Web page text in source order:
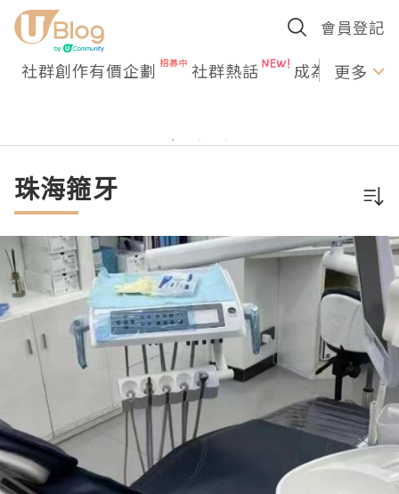
會員登記
社群創作有價企劃 社群熱話 成為U更多
珠海箍牙